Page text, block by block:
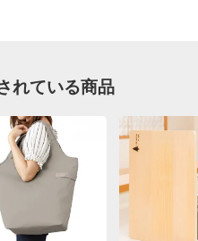
送料について
リエステル2％
たサイズで「ちょうどよかった」
な太って見えないこと。
省していた娘も、思わず
てしまいました。もちろ
大きめなので、ひとサイ
れている商品